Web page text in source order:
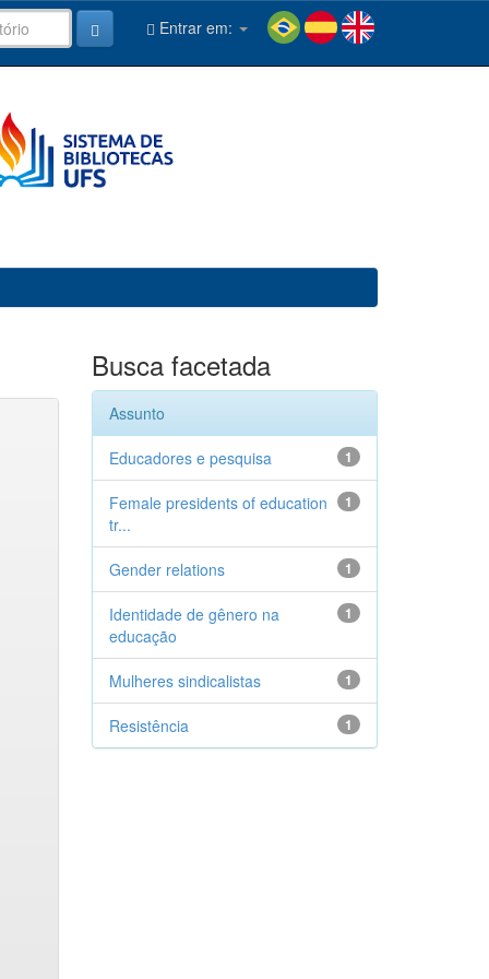
Entrar em:
Busca facetada
Assunto
1
Educadores e pesquisa
1
Female presidents of education
tr...
1
Gender relations
1
Identidade de gênero na
educação
1
Mulheres sindicalistas
1
Resistência